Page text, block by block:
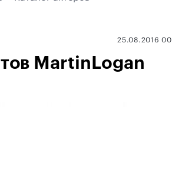
25.08.2016
MartinLogan